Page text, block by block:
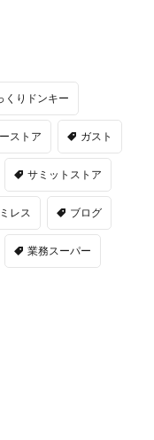
くりドンキー
ストア ガスト
サミットストア
レス ブログ
業務スーパー